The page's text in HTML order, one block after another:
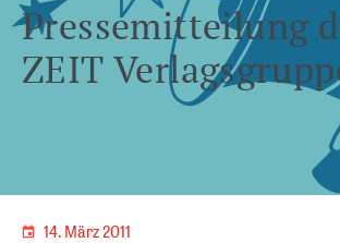
Pressemitteilung
ZEIT
14. März 2011